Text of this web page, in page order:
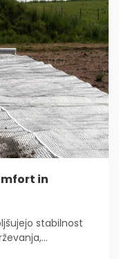
in
stabilnost